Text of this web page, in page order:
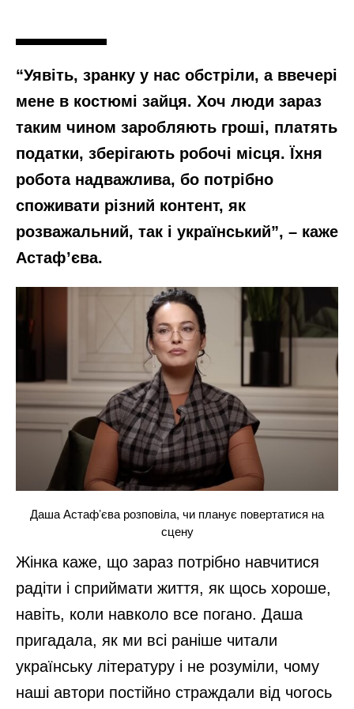
“Уявіть, зранку у нас обстріли, а ввечері
мене в костюмі зайця. Хоч люди зараз
таким чином заробляють гроші, платять
податки, зберігають робочі місця. Їхня
робота надважлива, бо потрібно
споживати різний контент, як
розважальний, так і український”, – каже
Астафʼєва.
Даша Астафʼєва розповіла, чи планує повертатися на
сцену
Жінка каже, що зараз потрібно навчитися
радіти і сприймати життя, як щось хороше,
навіть, коли навколо все погано. Даша
пригадала, як ми всі раніше читали
українську літературу і не розуміли, чому
наші автори постійно страждали від чогось